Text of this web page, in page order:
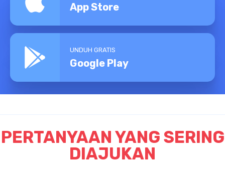
App Store
UNDUH GRATIS
Google Play
PERTANYAAN YANG SERING
DIAJUKAN